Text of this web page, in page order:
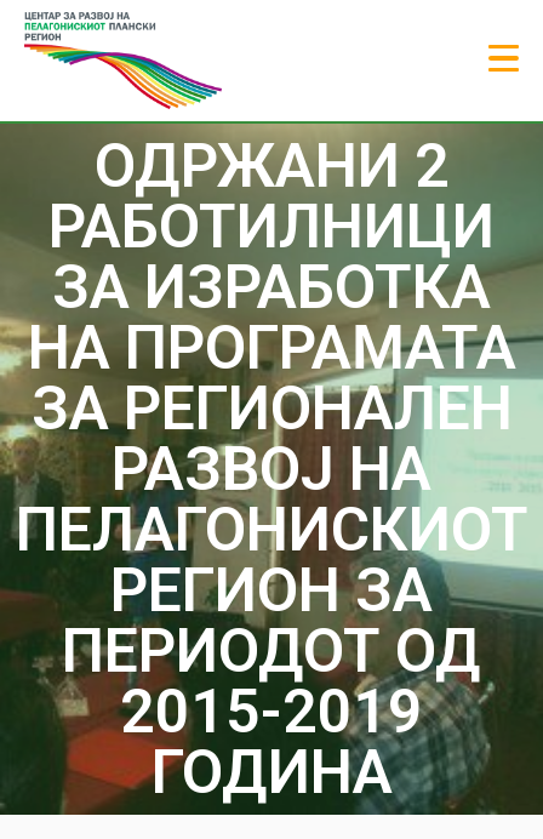
ОДРЖАНИ 2
РАБОТИЛНИЦИ
ЗА ИЗРАБОТКА
НА ПРОГРАМАТА
ЗА РЕГИОНАЛЕН
РАЗВОЈ НА
ПЕЛАГОНИСКИОТ
РЕГИОН ЗА
ПЕРИОДОТ ОД
2015-2019
ГОДИНА